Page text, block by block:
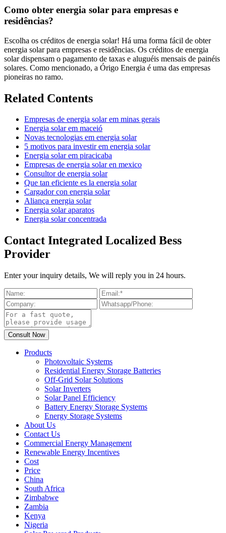
Como obter energia solar para empresas e
residências?
Escolha os créditos de energia solar! Há uma forma fácil de obter
energia solar para empresas e residências. Os créditos de energia
solar dispensam o pagamento de taxas e aluguéis mensais de painéis
solares. Como mencionado, a Órigo Energia é uma das empresas
pioneiras no ramo.
Related Contents
Empresas de energia solar em minas gerais
Energia solar em maceió
Novas tecnologias em energia solar
5 motivos para investir em energia solar
Energia solar em piracicaba
Empresas de energia solar en mexico
Consultor de energia solar
Que tan eficiente es la energia solar
Cargador con energia solar
Aliança energia solar
Energia solar aparatos
Energia solar concentrada
Contact Integrated Localized Bess
Provider
Enter your inquiry details, We will reply you in 24 hours.
Products
Photovoltaic Systems
Residential Energy Storage Batteries
Off-Grid Solar Solutions
Solar Inverters
Solar Panel Efficiency
Battery Energy Storage Systems
Energy Storage Systems
About Us
Contact Us
Commercial Energy Management
Renewable Energy Incentives
Cost
Price
China
South Africa
Zimbabwe
Zambia
Kenya
Nigeria